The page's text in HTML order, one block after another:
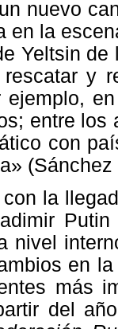
nuevo
en la
Yeltsin
y
ejemplo,
entre los
con
la
nivel
en
más
del